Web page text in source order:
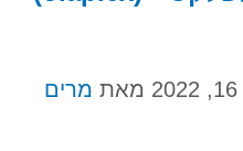
מאת מרים